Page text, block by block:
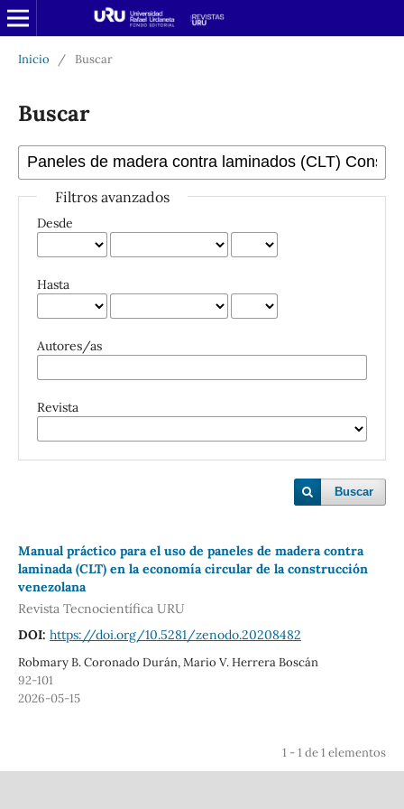
Inicio / Buscar
Buscar
Filtros avanzados
Desde
Hasta
Autores/as
Revista
Buscar
Manual práctico para el uso de paneles de madera contra
laminada (CLT) en la economía circular de la construcción
venezolana
Revista Tecnocientífica URU
DOI: https://doi.org/10.5281/zenodo.20208482
Robmary B. Coronado Durán, Mario V. Herrera Boscán
92-101
2026-05-15
1 - 1 de 1 elementos